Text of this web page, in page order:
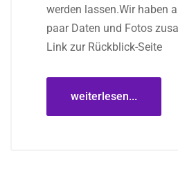
werden lassen.Wir haben
paar Daten und Fotos
Link zur Rückblick-Seite
weiterlesen...